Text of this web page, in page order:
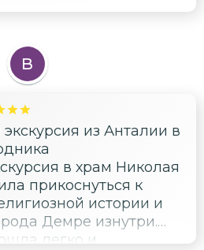
В
из Анталии в
в храм Николая
прикоснуться к
истории и
Демре изнутри.
легко и